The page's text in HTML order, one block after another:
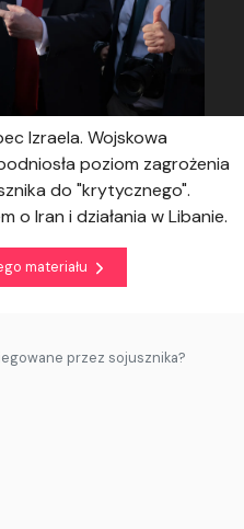
Izraela. Wojskowa
poziom zagrożenia
do "krytycznego".
o Iran i działania w Libanie.
materiału
przez sojusznika?